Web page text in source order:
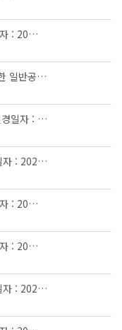
자 : 20…
일반공…
경일자 : …
자 : 202…
자 : 20…
자 : 20…
자 : 202…